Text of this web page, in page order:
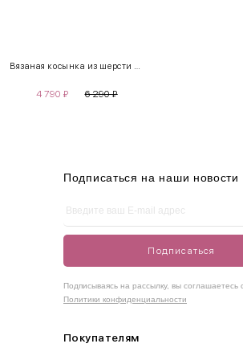
Вязаная косынка из шерсти альпаки
4 790 ₽ 6 290₽
S 42-44
42-50
Как правильно себя обмерить
Измеряется по самым выступающим
Покупателям
Подписаться на наши новости
Подписаться
Подписываясь на рассылку, вы соглашаетесь
Политики конфиденциальности